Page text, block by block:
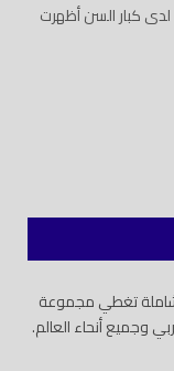
لدى كبار السن أظهرت
شاملة تغطي مجموعة
وجميع أنحاء العالم.